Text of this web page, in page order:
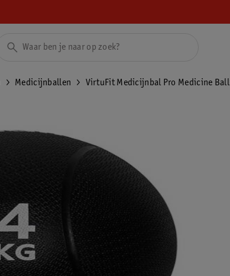
Medicijnballen VirtuFit Medicijnbal Pro Medicine Ball